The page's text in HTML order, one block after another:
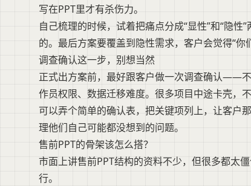
写在PPT里才有杀伤力。
自己梳理的时候，试着把痛点分成“显性”和“隐
的。最后方案要覆盖到隐性需求，客户会觉得“你
调查确认这一步，别想当然
正式出方案前，最好跟客户做一次调查确认——
作员权限、数据迁移难度。很多项目中途卡壳，
可以弄个简单的确认表，把关键项列上，让客户
理他们自己可能都没想到的问题。
售前PPT的骨架该怎么搭？
市面上讲售前PPT结构的资料不少，但很多都太
行。